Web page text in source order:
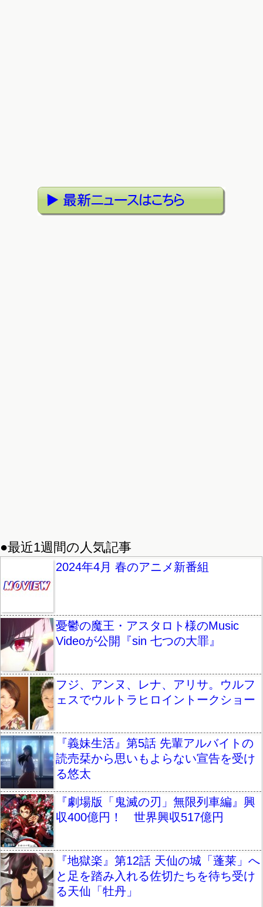
●最近1週間の人気記事
2024年4月 春のアニメ新番組
憂鬱の魔王・アスタロト様のMusic
Videoが公開『sin 七つの大罪』
フジ、アンヌ、レナ、アリサ。ウルフ
ェスでウルトラヒロイントークショー
『義妹生活』第5話 先輩アルバイトの
読売栞から思いもよらない宣告を受け
る悠太
『劇場版「鬼滅の刃」無限列車編』興
収400億円！ 世界興収517億円
『地獄楽』第12話 天仙の城「蓬莱」へ
と足を踏み入れる佐切たちを待ち受け
る天仙「牡丹」